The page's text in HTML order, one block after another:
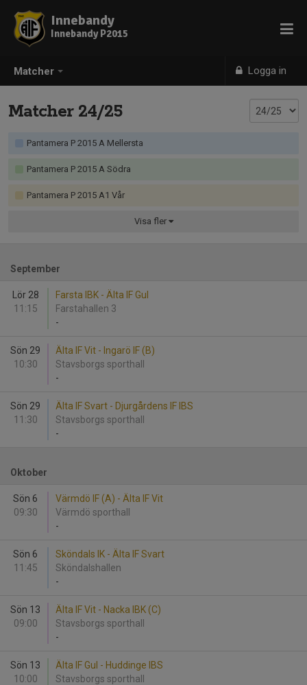
Matcher Logga in
Innebandy
Innebandy P2015
Matcher 24/25
Pantamera P 2015 A Mellersta
Pantamera P 2015 A Södra
Pantamera P 2015 A1 Vår
Visa fler
September
Lör 28
11:15
Farsta IBK - Älta IF Gul
Farstahallen 3
-
Sön 29
10:30
Älta IF Vit - Ingarö IF (B)
Stavsborgs sporthall
-
Sön 29
11:30
Älta IF Svart - Djurgårdens IF IBS
Stavsborgs sporthall
-
Oktober
Sön 6
09:30
Värmdö IF (A) - Älta IF Vit
Värmdö sporthall
-
Sön 6
11:45
Sköndals IK - Älta IF Svart
Sköndalshallen
-
Sön 13
09:00
Älta IF Vit - Nacka IBK (C)
Stavsborgs sporthall
-
Sön 13
10:00
Älta IF Gul - Huddinge IBS
Stavsborgs sporthall